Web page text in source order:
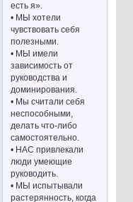
есть я».
• МЫ хотели
чувствовать себя
полезными.
• МЫ имели
зависимость от
руководства и
доминирования.
• Мы считали себя
неспособными,
делать что-либо
самостоятельно.
• НАС привлекали
люди умеющие
руководить.
• МЫ испытывали
растерянность, когда